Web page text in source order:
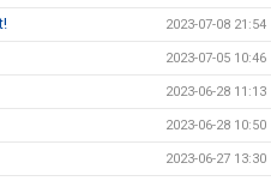
2023-07-08 21:54
2023-07-05 10:46
2023-06-28 11:13
2023-06-28 10:50
2023-06-27 13:30